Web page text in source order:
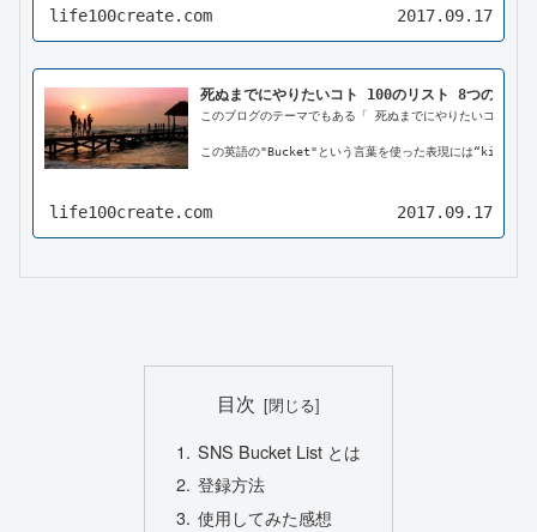
暮らしの欲望
life100create.com 2017.09.17
死ぬまでにやりたいコト 100のリスト 8つの分類
このブログのテーマでもある「 死ぬまでにやりたいコト
この英語の"Bucket"という言葉を使った表現には“kick
life100create.com 2017.09.17
目次
SNS Bucket List とは
登録方法
使用してみた感想